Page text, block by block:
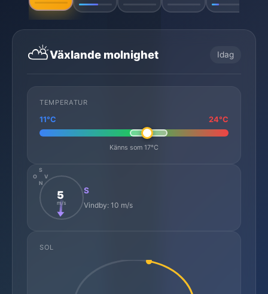
⛅Växlande molnighet Idag
TEMPERATUR
11°C 24°C
Känns som 17°C
N
S
O
V
5
m/s
S
Vindby: 10 m/s
SOL